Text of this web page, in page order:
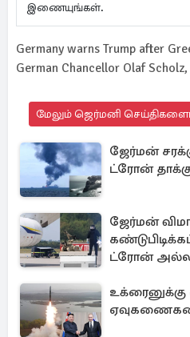
இணையுங்கள்.
Germany warns Trump after
German Chancellor Olaf
மேலும் ஜெர்மனி
ஜேர்மன்
ட்ரோன்
ஜேர்மன்
ட்ரோன் அல்ல:
உக்ரைனுக்கு